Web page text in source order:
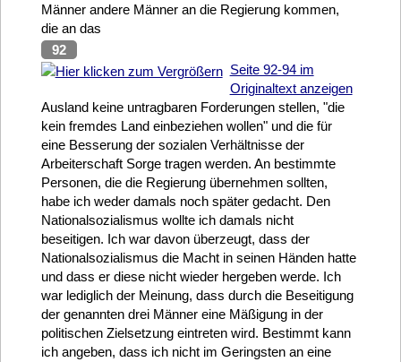
Männer andere Männer an die Regierung kommen,
die an das
92
Seite 92-94 im
Originaltext anzeigen
Ausland keine untragbaren Forderungen stellen, "die
kein fremdes Land einbeziehen wollen" und die für
eine Besserung der sozialen Verhältnisse der
Arbeiterschaft Sorge tragen werden. An bestimmte
Personen, die die Regierung übernehmen sollten,
habe ich weder damals noch später gedacht. Den
Nationalsozialismus wollte ich damals nicht
beseitigen. Ich war davon überzeugt, dass der
Nationalsozialismus die Macht in seinen Händen hatte
und dass er diese nicht wieder hergeben werde. Ich
war lediglich der Meinung, dass durch die Beseitigung
der genannten drei Männer eine Mäßigung in der
politischen Zielsetzung eintreten wird. Bestimmt kann
ich angeben, dass ich nicht im Geringsten an eine